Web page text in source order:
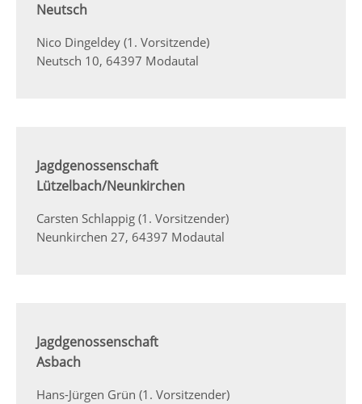
Neutsch
Nico Dingeldey (1. Vorsitzende)
Neutsch 10, 64397 Modautal
Jagdgenossenschaft
Lützelbach/Neunkirchen
Carsten Schlappig (1. Vorsitzender)
Neunkirchen 27, 64397 Modautal
Jagdgenossenschaft
Asbach
Hans-Jürgen Grün (1. Vorsitzender)